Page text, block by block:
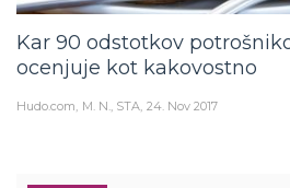
Kar 90 odstotkov
ocenjuje kot kakovostno
Hudo.com M. N., STA 24. Nov 2017